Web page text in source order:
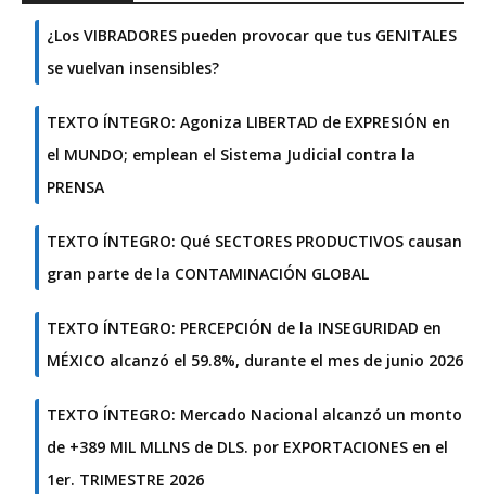
¿Los VIBRADORES pueden provocar que tus GENITALES
se vuelvan insensibles?
TEXTO ÍNTEGRO: Agoniza LIBERTAD de EXPRESIÓN en
el MUNDO; emplean el Sistema Judicial contra la
PRENSA
TEXTO ÍNTEGRO: Qué SECTORES PRODUCTIVOS causan
gran parte de la CONTAMINACIÓN GLOBAL
TEXTO ÍNTEGRO: PERCEPCIÓN de la INSEGURIDAD en
MÉXICO alcanzó el 59.8%, durante el mes de junio 2026
TEXTO ÍNTEGRO: Mercado Nacional alcanzó un monto
de +389 MIL MLLNS de DLS. por EXPORTACIONES en el
1er. TRIMESTRE 2026